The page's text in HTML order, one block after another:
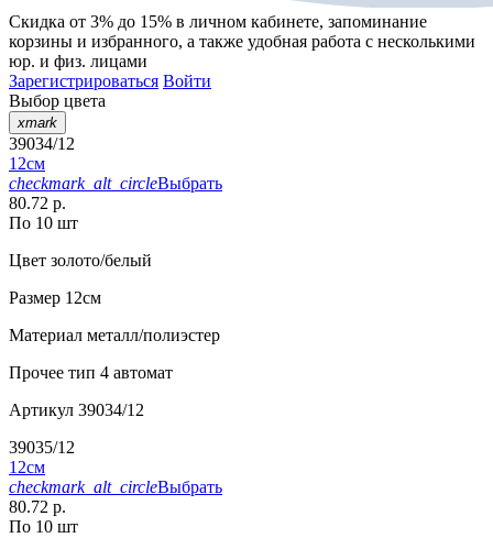
Скидка от 3% до 15% в личном кабинете, запоминание
корзины и избранного, а также удобная работа с несколькими
юр. и физ. лицами
Зарегистрироваться Войти
Выбор цвета
xmark
39034/12
12см
checkmark_alt_circleВыбрать
80.72 р.
По 10 шт
Цвет золото/белый
Размер 12см
Материал металл/полиэстер
Прочее тип 4 автомат
Артикул 39034/12
39035/12
12см
checkmark_alt_circleВыбрать
80.72 р.
По 10 шт